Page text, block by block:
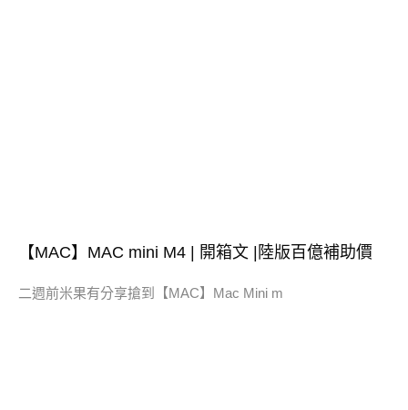
【MAC】MAC mini M4 | 開箱文 |陸版百億補助價
二週前米果有分享搶到【MAC】Mac Mini m